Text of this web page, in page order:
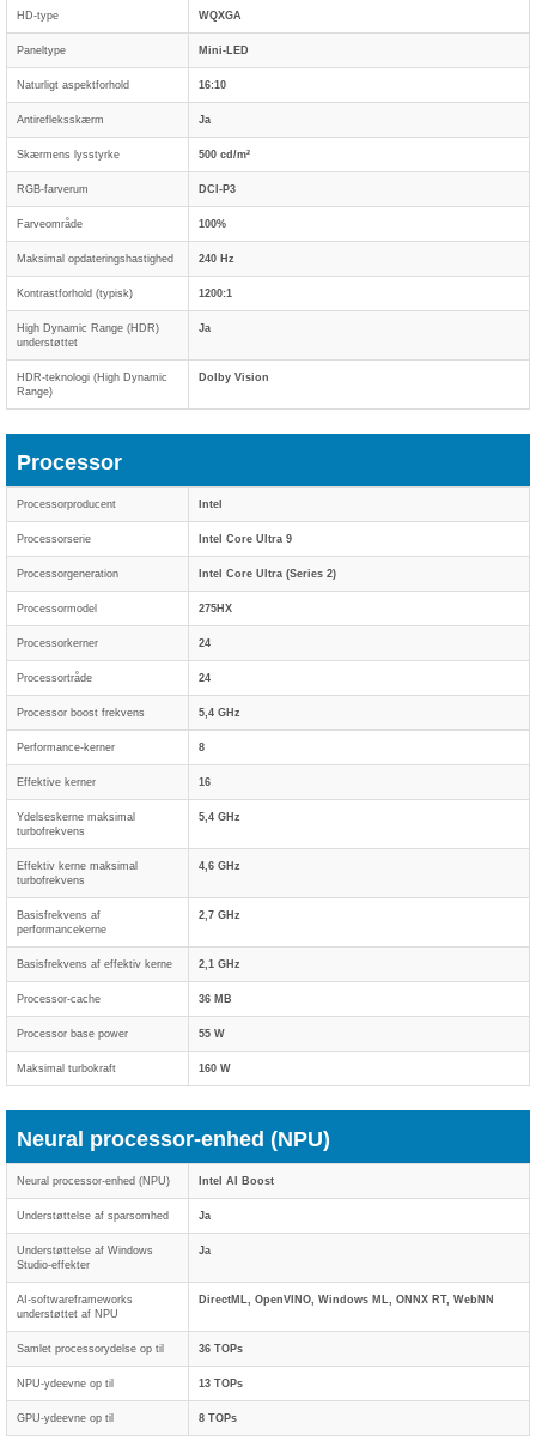
HD-type WQXGA
Paneltype Mini-LED
Naturligt aspektforhold 16:10
Antirefleksskærm Ja
Skærmens lysstyrke 500 cd/m²
RGB-farverum DCI-P3
Farveområde 100%
Maksimal opdateringshastighed 240 Hz
Kontrastforhold (typisk) 1200:1
High Dynamic Range (HDR)
understøttet
Ja
HDR-teknologi (High Dynamic
Range)
Dolby Vision
Processor
Processorproducent Intel
Processorserie Intel Core Ultra 9
Processorgeneration Intel Core Ultra (Series 2)
Processormodel 275HX
Processorkerner 24
Processortråde 24
Processor boost frekvens 5,4 GHz
Performance-kerner 8
Effektive kerner 16
Ydelseskerne maksimal
turbofrekvens
5,4 GHz
Effektiv kerne maksimal
turbofrekvens
4,6 GHz
Basisfrekvens af
performancekerne
2,7 GHz
Basisfrekvens af effektiv kerne 2,1 GHz
Processor-cache 36 MB
Processor base power 55 W
Maksimal turbokraft 160 W
Neural processor-enhed (NPU)
Neural processor-enhed (NPU) Intel AI Boost
Understøttelse af sparsomhed Ja
Understøttelse af Windows
Studio-effekter
Ja
AI-softwareframeworks
understøttet af NPU
DirectML, OpenVINO, Windows ML, ONNX RT, WebNN
Samlet processorydelse op til 36 TOPs
NPU-ydeevne op til 13 TOPs
GPU-ydeevne op til 8 TOPs